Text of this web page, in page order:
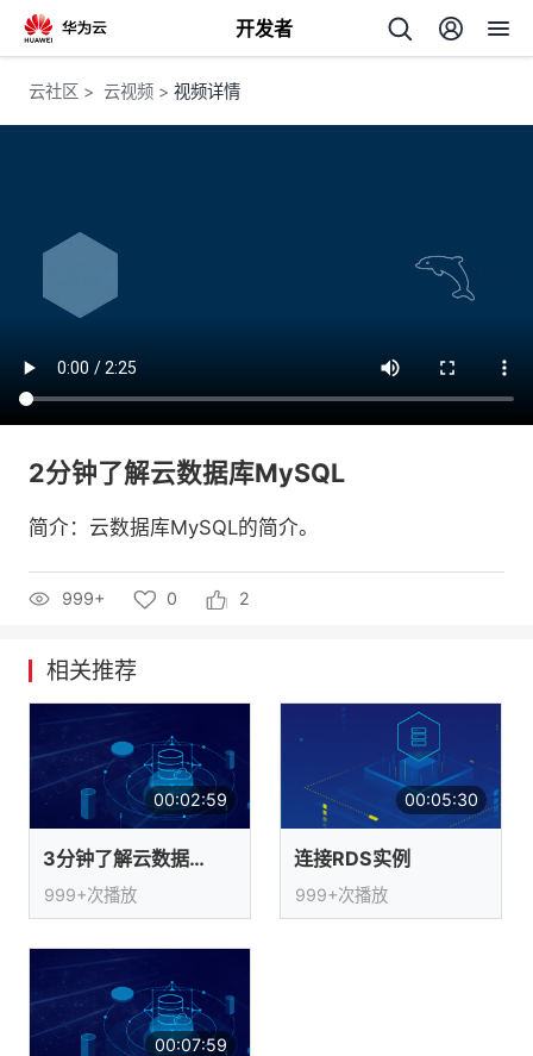
开发者
返
主
页
的
开
发
者
博
的
坛
我
圈
子
的
直
我
的
动
我
关
我
的
开
发
堂
的
课
程
我
的
认
证
我
的
实
我
的
的
Programs
我
的
持
我
技
术
支
持
的
云
声
建
云社区 > 云视频 > 视频详情
2分钟了解云数据库MySQL
简介：云数据库MySQL的简介。
999+ 0 2
相关推荐
00:02:59
3分钟了解云数据库SQL Server
999+次播放
00:05:30
连接RDS实例
999+次播放
00:07:59